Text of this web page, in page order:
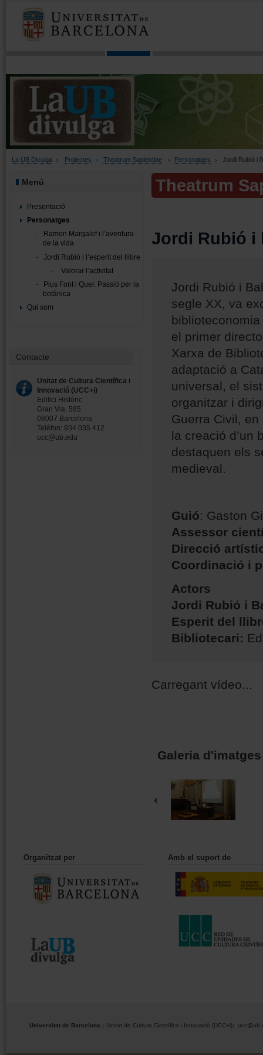
La UB Divulga Projectes Theatrum Sapientiae Personatges Jordi Rubió i
Theatrum
Jordi Rubió i
Jordi Rubió i
segle XX, va
el primer
Xarxa de
adaptació a
universal, el
organitzar i
Guerra Civil,
la creació d’un
destaquen els
medieval.
Guió: Gaston
Assessor
Direcció
Coordinació i
Actors
Jordi Rubió i
Esperit del
Bibliotecari:
Carregant vídeo...
Galeria d'imatges
Menú
Presentació
Personatges
Ramon Margalef i l’aventura
de la vida
Jordi Rubió i l’esperit del llibre
Valorar l’activitat
Pius Font i Quer. Passió per la
botànica
Qui som
Contacte
Unitat de Cultura Científica i
Innovació (UCC+i)
Edifici Històric
Gran Via, 585
08007 Barcelona
Telèfon: 934 035 412
ucc@ub.edu
Organitzat per Amb el suport de
Universitat de Barcelona Unitat de Cultura Científica i Innovació (UCC+i)